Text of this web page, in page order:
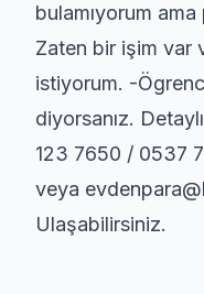
bulamıyorum
Zaten bir işim var
istiyorum. -
diyorsanız.
123 7650 / 0537
veya
Ulaşabilirsiniz.